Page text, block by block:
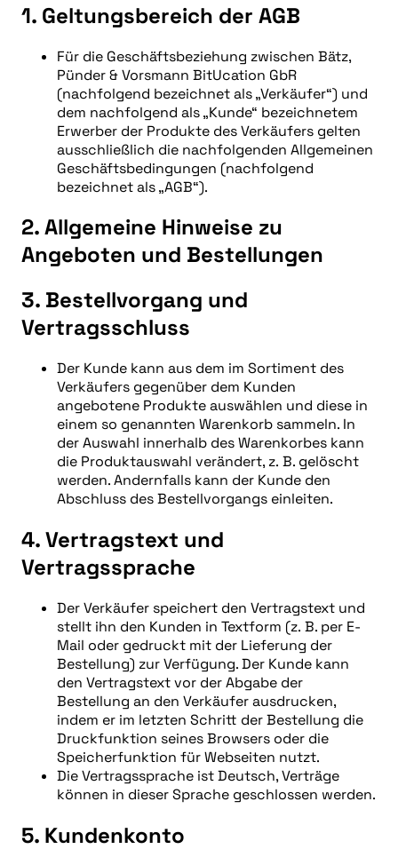
1. Geltungsbereich der AGB
Für die Geschäftsbeziehung zwischen Bätz,
Pünder & Vorsmann BitUcation GbR
(nachfolgend bezeichnet als „Verkäufer“) und
dem nachfolgend als „Kunde“ bezeichnetem
Erwerber der Produkte des Verkäufers gelten
ausschließlich die nachfolgenden Allgemeinen
Geschäftsbedingungen (nachfolgend
bezeichnet als „AGB“).
2. Allgemeine Hinweise zu
Angeboten und Bestellungen
3. Bestellvorgang und
Vertragsschluss
Der Kunde kann aus dem im Sortiment des
Verkäufers gegenüber dem Kunden
angebotene Produkte auswählen und diese in
einem so genannten Warenkorb sammeln. In
der Auswahl innerhalb des Warenkorbes kann
die Produktauswahl verändert, z. B. gelöscht
werden. Andernfalls kann der Kunde den
Abschluss des Bestellvorgangs einleiten.
4. Vertragstext und
Vertragssprache
Der Verkäufer speichert den Vertragstext und
stellt ihn den Kunden in Textform (z. B. per E-
Mail oder gedruckt mit der Lieferung der
Bestellung) zur Verfügung. Der Kunde kann
den Vertragstext vor der Abgabe der
Bestellung an den Verkäufer ausdrucken,
indem er im letzten Schritt der Bestellung die
Druckfunktion seines Browsers oder die
Speicherfunktion für Webseiten nutzt.
Die Vertragssprache ist Deutsch, Verträge
können in dieser Sprache geschlossen werden.
5. Kundenkonto